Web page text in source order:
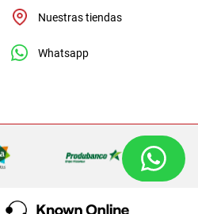
Nuestras tiendas
Whatsapp